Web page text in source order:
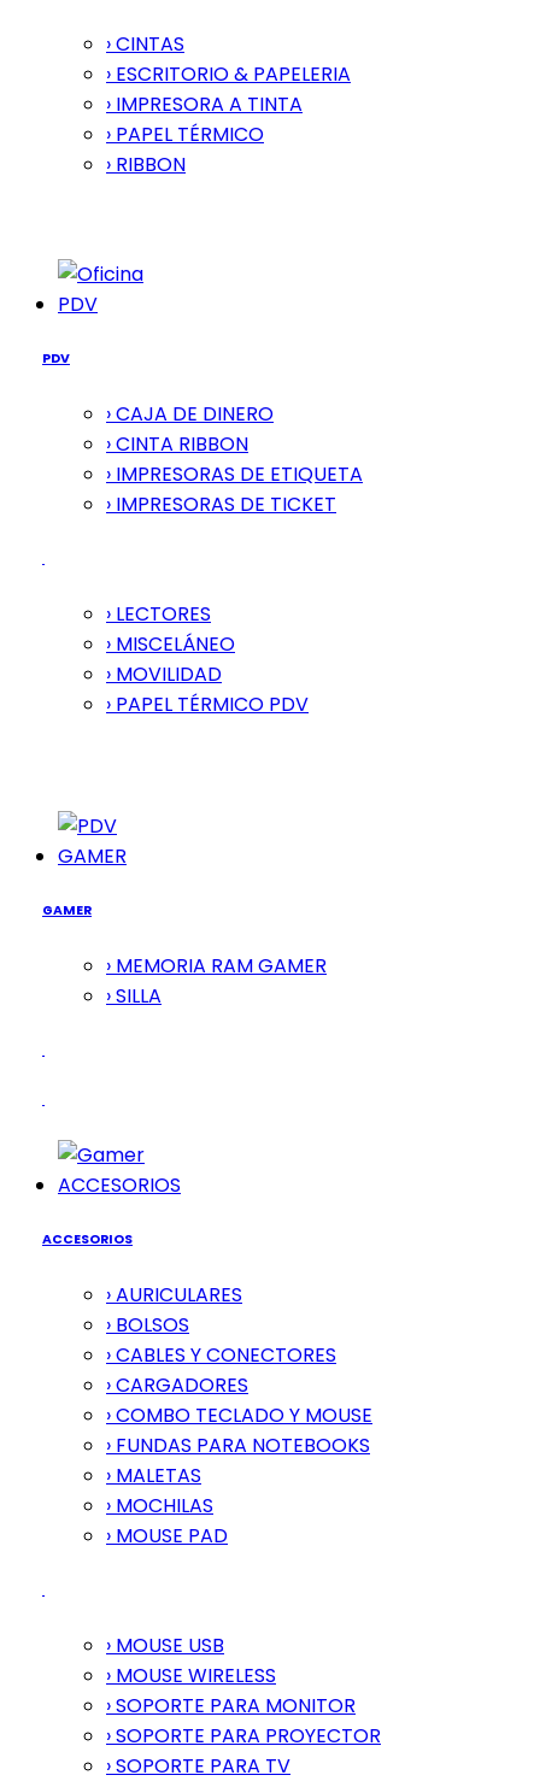
› CINTAS
› ESCRITORIO & PAPELERIA
› IMPRESORA A TINTA
› PAPEL TÉRMICO
› RIBBON
PDV
PDV
› CAJA DE DINERO
› CINTA RIBBON
› IMPRESORAS DE ETIQUETA
› IMPRESORAS DE TICKET
› LECTORES
› MISCELÁNEO
› MOVILIDAD
› PAPEL TÉRMICO PDV
GAMER
GAMER
› MEMORIA RAM GAMER
› SILLA
ACCESORIOS
ACCESORIOS
› AURICULARES
› BOLSOS
› CABLES Y CONECTORES
› CARGADORES
› COMBO TECLADO Y MOUSE
› FUNDAS PARA NOTEBOOKS
› MALETAS
› MOCHILAS
› MOUSE PAD
› MOUSE USB
› MOUSE WIRELESS
› SOPORTE PARA MONITOR
› SOPORTE PARA PROYECTOR
› SOPORTE PARA TV